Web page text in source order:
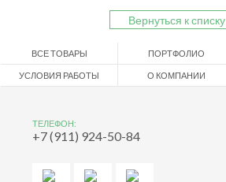
Вернуться к списку
ВСЕ ТОВАРЫ ПОРТФОЛИО
УСЛОВИЯ РАБОТЫ О КОМПАНИИ
ТЕЛЕФОН:
+7 (911) 924-50-84